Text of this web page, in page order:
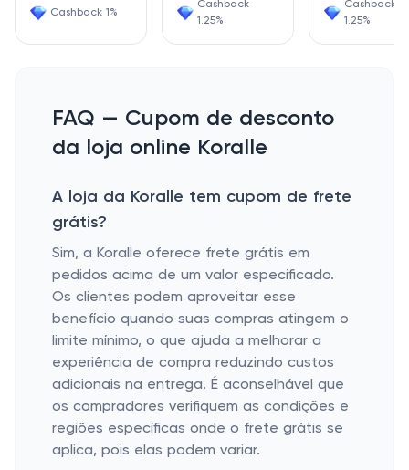
Cashback 1%
Cashback
1.25%
Cashback
1.25%
FAQ — Cupom de desconto
da loja online Koralle
A loja da Koralle tem cupom de frete
grátis?
Sim, a Koralle oferece frete grátis em
pedidos acima de um valor especificado.
Os clientes podem aproveitar esse
benefício quando suas compras atingem o
limite mínimo, o que ajuda a melhorar a
experiência de compra reduzindo custos
adicionais na entrega. É aconselhável que
os compradores verifiquem as condições e
regiões específicas onde o frete grátis se
aplica, pois elas podem variar.